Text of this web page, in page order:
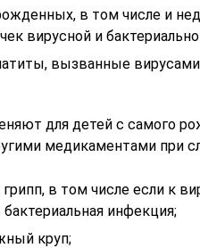
в том числе и
вирусной и
вызванные
для детей с самого
медикаментами при
в том числе если к
инфекция;
круп;